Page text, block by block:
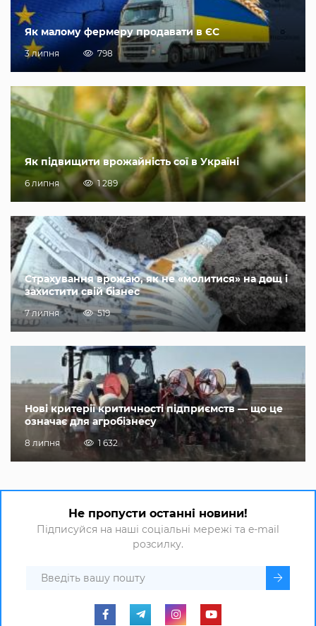
Як малому фермеру продавати в ЄС
3 липня 798
Як підвищити врожайність сої в Україні
6 липня 1 289
Страхування врожаю, як не «молитися» на дощ і
захистити свій бізнес
7 липня 519
Нові критерії критичності підприємств — що це
означає для агробізнесу
8 липня 1 632
Не пропусти останні новини!
Підписуйся на наші соціальні мережі та e-mail
розсилку.